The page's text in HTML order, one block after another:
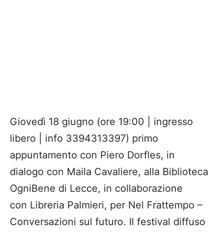
Giovedì 18 giugno (ore 19:00 | ingresso
libero | info 3394313397) primo
appuntamento con Piero Dorfles, in
dialogo con Maila Cavaliere, alla Biblioteca
OgniBene di Lecce, in collaborazione
con Libreria Palmieri, per Nel Frattempo –
Conversazioni sul futuro. Il festival diffuso